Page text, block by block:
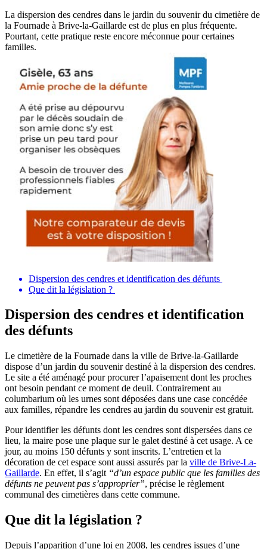
La dispersion des cendres dans le jardin du souvenir du cimetière de
la Fournade à Brive-la-Gaillarde est de plus en plus fréquente.
Pourtant, cette pratique reste encore méconnue pour certaines
familles.
Dispersion des cendres et identification des défunts
Que dit la législation ?
Dispersion des cendres et identification
des défunts
Le cimetière de la Fournade dans la ville de Brive-la-Gaillarde
dispose d’un jardin du souvenir destiné à la dispersion des cendres.
Le site a été aménagé pour procurer l’apaisement dont les proches
ont besoin pendant ce moment de deuil. Contrairement au
columbarium où les urnes sont déposées dans une case concédée
aux familles, répandre les cendres au jardin du souvenir est gratuit.
Pour identifier les défunts dont les cendres sont dispersées dans ce
lieu, la maire pose une plaque sur le galet destiné à cet usage. A ce
jour, au moins 150 défunts y sont inscrits. L’entretien et la
décoration de cet espace sont aussi assurés par la ville de Brive-La-
Gaillarde. En effet, il s’agit “d’un espace public que les familles des
défunts ne peuvent pas s’approprier”, précise le règlement
communal des cimetières dans cette commune.
Que dit la législation ?
Depuis l’apparition d’une loi en 2008, les cendres issues d’une